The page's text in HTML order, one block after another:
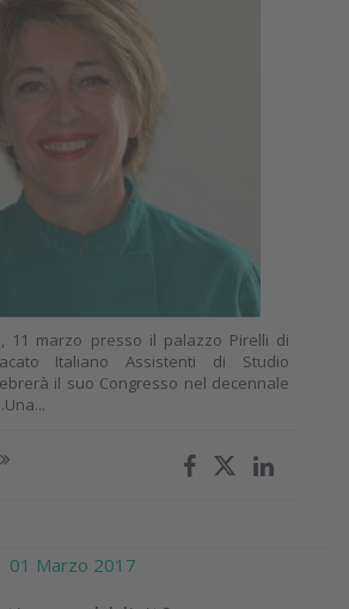
11 marzo presso il palazzo Pirelli di
Italiano Assistenti di Studio
il suo Congresso nel decennale
Marzo 2017